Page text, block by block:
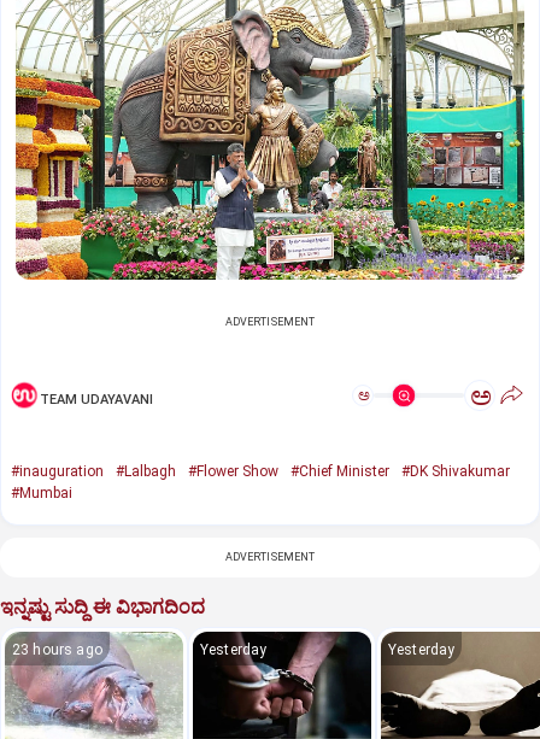
ADVERTISEMENT
TEAM UDAYAVANI ಅ ಅ
#inauguration #Lalbagh #Flower Show #Chief Minister
#DK Shivakumar
#Mumbai
ADVERTISEMENT
ಇನ್ನಷ್ಟು ಸುದ್ದಿ ಈ ವಿಭಾಗದಿಂದ
23 hours ago Yesterday Yesterday